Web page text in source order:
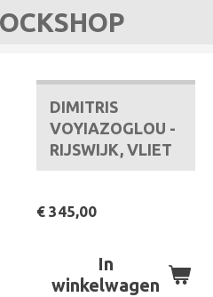
DIMITRIS
VOYIAZOGLOU -
RIJSWIJK, VLIET
€ 345,00
In
winkelwagen